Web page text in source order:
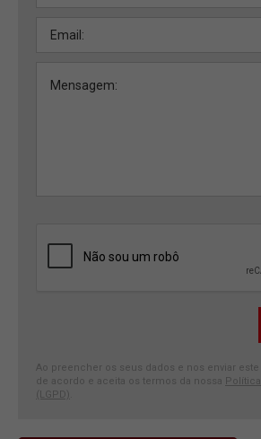
Ao preencher os seus dados e nos enviar
de acordo e aceita os termos da nossa
(LGPD)